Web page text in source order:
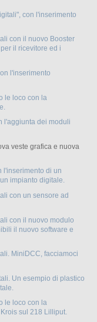
con l'inserimento
con il nuovo Booster
il ricevitore ed i
l'inserimento
le loco con la
l'aggiunta dei moduli
veste grafica e nuova
l'inserimento di un
impianto digitale.
con un sensore ad
con il nuovo modulo
il nuovo software e
MiniDCC, facciamoci
Un esempio di plastico
le loco con la
sul 218 Lilliput.